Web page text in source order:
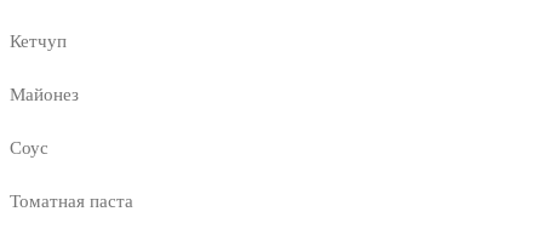
Кетчуп
Майонез
Соус
Томатная паста